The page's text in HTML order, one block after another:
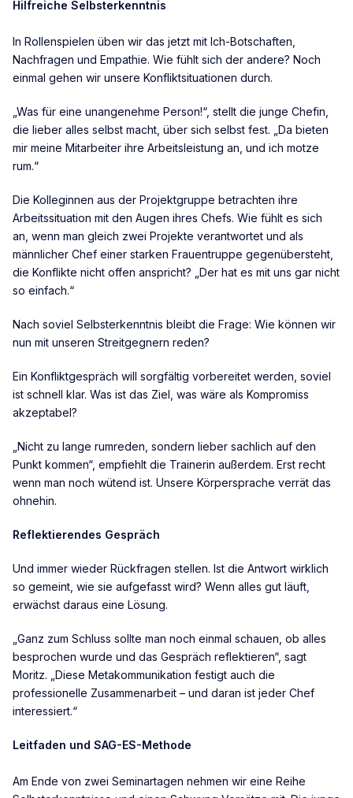
Hilfreiche Selbsterkenntnis
In Rollenspielen üben wir das jetzt mit Ich-Botschaften,
Nachfragen und Empathie. Wie fühlt sich der andere? Noch
einmal gehen wir unsere Konfliktsituationen durch.
„Was für eine unangenehme Person!“, stellt die junge Chefin,
die lieber alles selbst macht, über sich selbst fest. „Da bieten
mir meine Mitarbeiter ihre Arbeitsleistung an, und ich motze
rum.“
Die Kolleginnen aus der Projektgruppe betrachten ihre
Arbeitssituation mit den Augen ihres Chefs. Wie fühlt es sich
an, wenn man gleich zwei Projekte verantwortet und als
männlicher Chef einer starken Frauentruppe gegenübersteht,
die Konflikte nicht offen anspricht? „Der hat es mit uns gar nicht
so einfach.“
Nach soviel Selbsterkenntnis bleibt die Frage: Wie können wir
nun mit unseren Streitgegnern reden?
Ein Konfliktgespräch will sorgfältig vorbereitet werden, soviel
ist schnell klar. Was ist das Ziel, was wäre als Kompromiss
akzeptabel?
„Nicht zu lange rumreden, sondern lieber sachlich auf den
Punkt kommen“, empfiehlt die Trainerin außerdem. Erst recht
wenn man noch wütend ist. Unsere Körpersprache verrät das
ohnehin.
Reflektierendes Gespräch
Und immer wieder Rückfragen stellen. Ist die Antwort wirklich
so gemeint, wie sie aufgefasst wird? Wenn alles gut läuft,
erwächst daraus eine Lösung.
„Ganz zum Schluss sollte man noch einmal schauen, ob alles
besprochen wurde und das Gespräch reflektieren“, sagt
Moritz. „Diese Metakommunikation festigt auch die
professionelle Zusammenarbeit – und daran ist jeder Chef
interessiert.“
Leitfaden und SAG-ES-Methode
Am Ende von zwei Seminartagen nehmen wir eine Reihe